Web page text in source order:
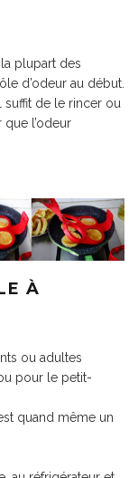
plupart des
d’odeur au début.
suffit de le rincer ou
l’odeur
À
ou adultes
pour le petit-
quand même un